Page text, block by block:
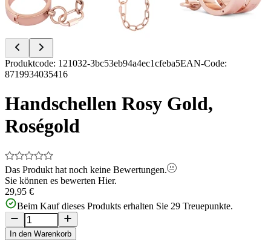
Item
1
9
Produktcode: 121032-3bc53eb94a4ec1cfeba5EAN-Code:
8719934035416
Handschellen Rosy Gold,
Roségold
Das Produkt hat noch keine Bewertungen.
Sie können es bewerten Hier.
29,95 €
Beim Kauf dieses Produkts erhalten Sie 29 Treuepunkte.
In den Warenkorb